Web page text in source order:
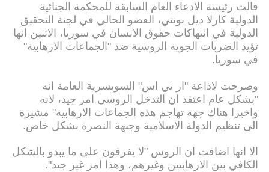
قالت رئيسة الادعاء العام السابقة للمحكمة الجنائية
الدولية كارلا ديل بونتي، العضو الحالي في لجنة التحقيق
الدولية في انتهاكات حقوق الانسان في سوريا، الاثنين انها
تؤيد الضربات الجوية الروسية ضد "الجماعات الارهابية"
في سوريا.
وصرحت لاذاعة "ار تي اس" السويسرية العامة انه
"بشكل عام اعتقد ان التدخل الروسي امر جيد، لانه
واخيرا هناك جهة تهاجم هذه الجماعات الارهابية" مشيرة
الى تنظيم الدولة الاسلامية وجبهة النصرة بشكل خاص.
الا انها اضافت ان الروس "لا يفرقون على ما يبدو بالشكل
الكافي بين الارهابيين وغيرهم، وهذا امر غير جيد".